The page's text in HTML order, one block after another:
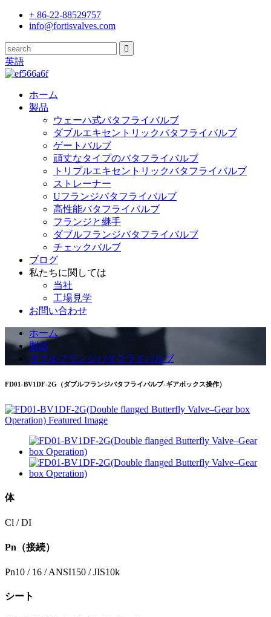
+ 86-22-88529757
info@fortisvalves.com
英語
ホーム
製品
ウェーハ式バタフライバルブ
ダブルエキセントリックバタフライバルブ
ゲートバルブ
頑丈なタイプのバタフライバルブ
トリプルエキセントリックバタフライバルブ
ストレーナー
Uフランジバタフライバルブ
高性能バタフライバルブ
フランジと継手
ダブルフランジバタフライバルブ
チェックバルブ
ブログ
私たちに関しては
当社
工場見学
お問い合わせ
ホーム
製品
ダブルフランジバタフライバルブ
FD01-BV1DF-2G（ダブルフランジバタフライバルブ-ギアボックス操作）
体
Cl / DI
Pn（接続）
Pn10 / 16 / ANSI150 / JIS10k
シート